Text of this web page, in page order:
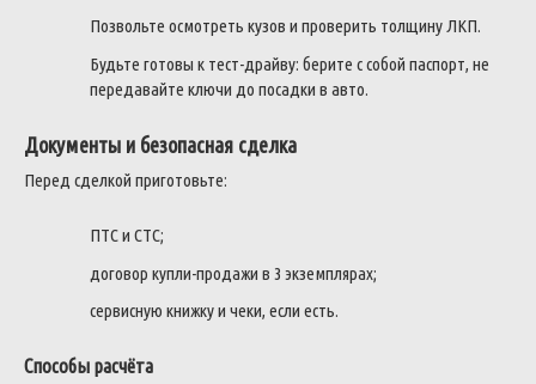
Позвольте осмотреть кузов и проверить толщину ЛКП.
Будьте готовы к тест-драйву: берите с собой паспорт, не
передавайте ключи до посадки в авто.
Документы и безопасная сделка
Перед сделкой приготовьте:
ПТС и СТС;
договор купли-продажи в 3 экземплярах;
сервисную книжку и чеки, если есть.
Способы расчёта